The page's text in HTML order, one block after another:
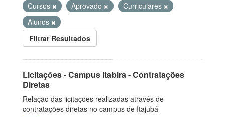
Cursos
Aprovado
Curriculares
Alunos
Filtrar Resultados
Licitações - Campus Itabira - Contratações
Diretas
Relação das licitações realizadas através de
contratações diretas no campus de Itajubá